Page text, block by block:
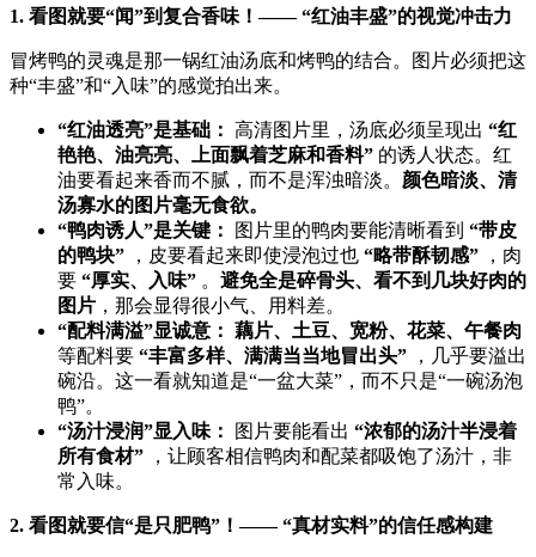
1. 看图就要“闻”到复合香味！—— “红油丰盛”的视觉冲击力
冒烤鸭的灵魂是那一锅红油汤底和烤鸭的结合。图片必须把这
种“丰盛”和“入味”的感觉拍出来。
​“红油透亮”是基础：​ ​ 高清图片里，汤底必须呈现出 ​ ​“红
艳艳、油亮亮、上面飘着芝麻和香料”​ ​ 的诱人状态。红
油要看起来香而不腻，而不是浑浊暗淡。​ 颜色暗淡、清
汤寡水的图片毫无食欲。​
​“鸭肉诱人”是关键：​
​ 图片里的鸭肉要能清晰看到 ​ ​“带皮
的鸭块”​ ​ ，皮要看起来即使浸泡过也 ​ ​“略带酥韧感”​ ​ ，肉
要 ​ ​“厚实、入味”​ ​ 。​ 避免全是碎骨头、看不到几块好肉的
图片 ，那会显得很小气、用料差。
​“配料满溢”显诚意：​ 藕片、土豆、宽粉、花菜、午餐肉
等配料要 ​ ​“丰富多样、满满当当地冒出头”​ ​ ，几乎要溢出
碗沿。这一看就知道是“一盆大菜”，而不只是“一碗汤泡
鸭”。
​“汤汁浸润”显入味：​
​ 图片要能看出 ​ ​“浓郁的汤汁半浸着
所有食材”​ ​ ，让顾客相信鸭肉和配菜都吸饱了汤汁，非
常入味。
2. 看图就要信“是只肥鸭”！—— “真材实料”的信任感构建